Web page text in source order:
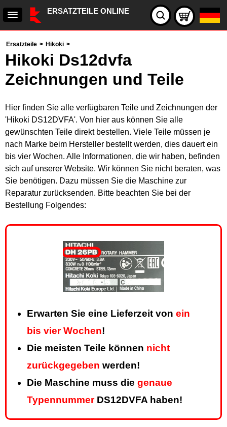
ERSATZTEILE ONLINE
Ersatzteile > Hikoki >
Hikoki Ds12dvfa
Zeichnungen und Teile
Hier finden Sie alle verfügbaren Teile und Zeichnungen der
'Hikoki DS12DVFA'. Von hier aus können Sie alle
gewünschten Teile direkt bestellen. Viele Teile müssen je
nach Marke beim Hersteller bestellt werden, dies dauert ein
bis vier Wochen. Alle Informationen, die wir haben, befinden
sich auf unserer Website. Wir können Sie nicht beraten, was
Sie benötigen. Dazu müssen Sie die Maschine zur
Reparatur zurücksenden. Bitte beachten Sie bei der
Bestellung Folgendes:
Erwarten Sie eine Lieferzeit von ein
bis vier Wochen!
Die meisten Teile können nicht
zurückgegeben werden!
Die Maschine muss die genaue
TypennummerDS12DVFA haben!